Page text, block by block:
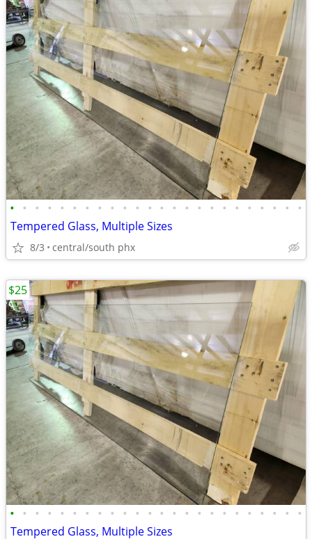
• • • • • • • • • • • • • • • • • • • • • • • •
Tempered Glass, Multiple Sizes
8/3 central/south phx
• • • • • • • • • • • • • • • • • • • • • • • •
Tempered Glass, Multiple Sizes
$25